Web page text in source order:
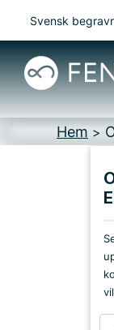
Svensk
Hem >